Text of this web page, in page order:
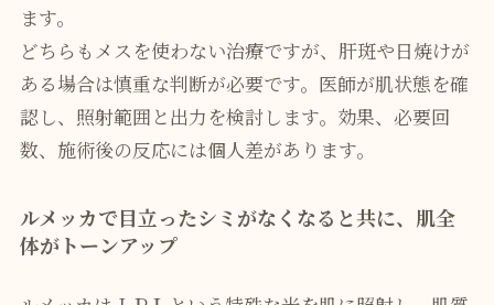
ます。
どちらもメスを使わない治療ですが、肝斑や日焼けが
ある場合は慎重な判断が必要です。医師が肌状態を確
認し、照射範囲と出力を検討します。効果、必要回
数、施術後の反応には個人差があります。
ルメッカで目立ったシミがなくなると共に、肌全
体がトーンアップ